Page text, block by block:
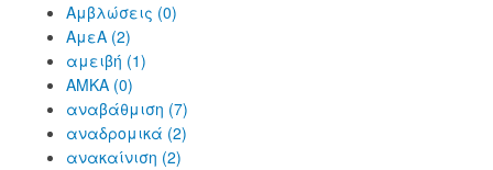
Αμβλώσεις (0)
ΑμεΑ (2)
αμειβή (1)
ΑΜΚΑ (0)
αναβάθμιση (7)
αναδρομικά (2)
ανακαίνιση (2)